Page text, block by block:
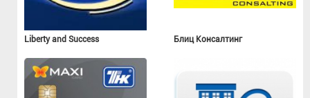
Liberty and Success Блиц Консалтинг